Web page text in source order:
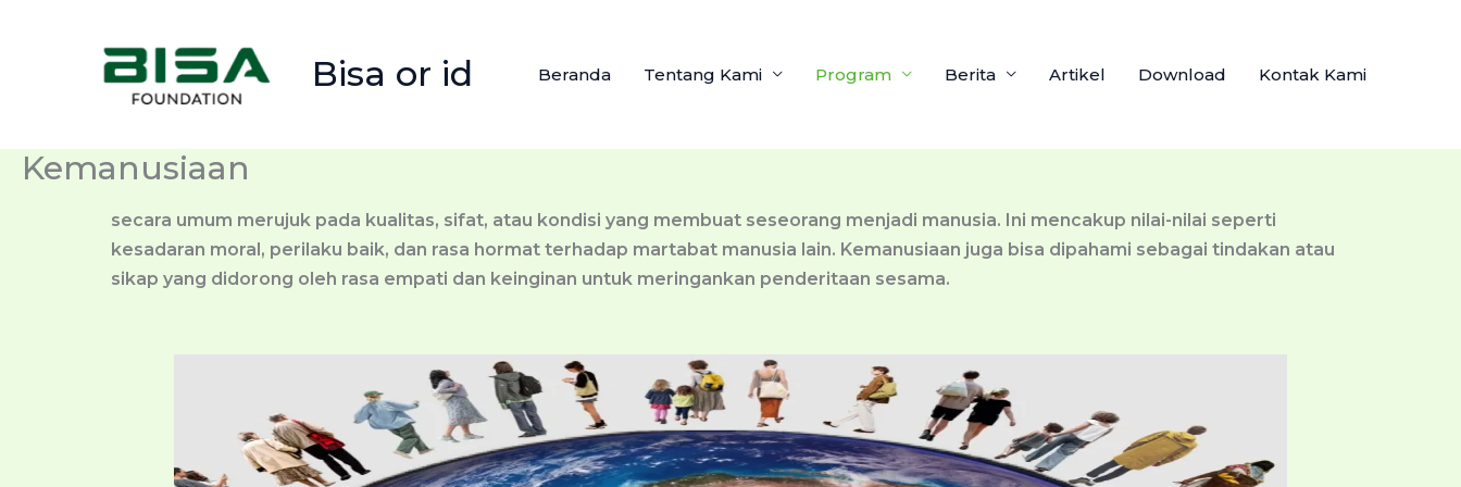
Bisa or id Beranda Tentang Kami Program Berita Artikel Download Kontak Kami
Kemanusiaan
secara umum merujuk pada kualitas, sifat, atau kondisi yang membuat seseorang menjadi manusia. Ini mencakup nilai-nilai seperti
kesadaran moral, perilaku baik, dan rasa hormat terhadap martabat manusia lain. Kemanusiaan juga bisa dipahami sebagai tindakan atau
sikap yang didorong oleh rasa empati dan keinginan untuk meringankan penderitaan sesama.